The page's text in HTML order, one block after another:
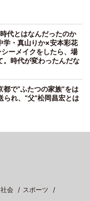
代とはなんだったのか
学・真山りか×安本彩花
シーメイクをしたら、場
。時代が変わったんだな
で“ふたつの家族”をは
られ、“父”松岡昌宏とは
社会
スポーツ